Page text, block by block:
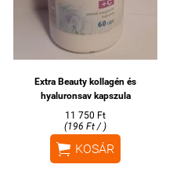
Extra Beauty kollagén és
hyaluronsav kapszula
11 750 Ft
(196 Ft / )
 KOSÁR